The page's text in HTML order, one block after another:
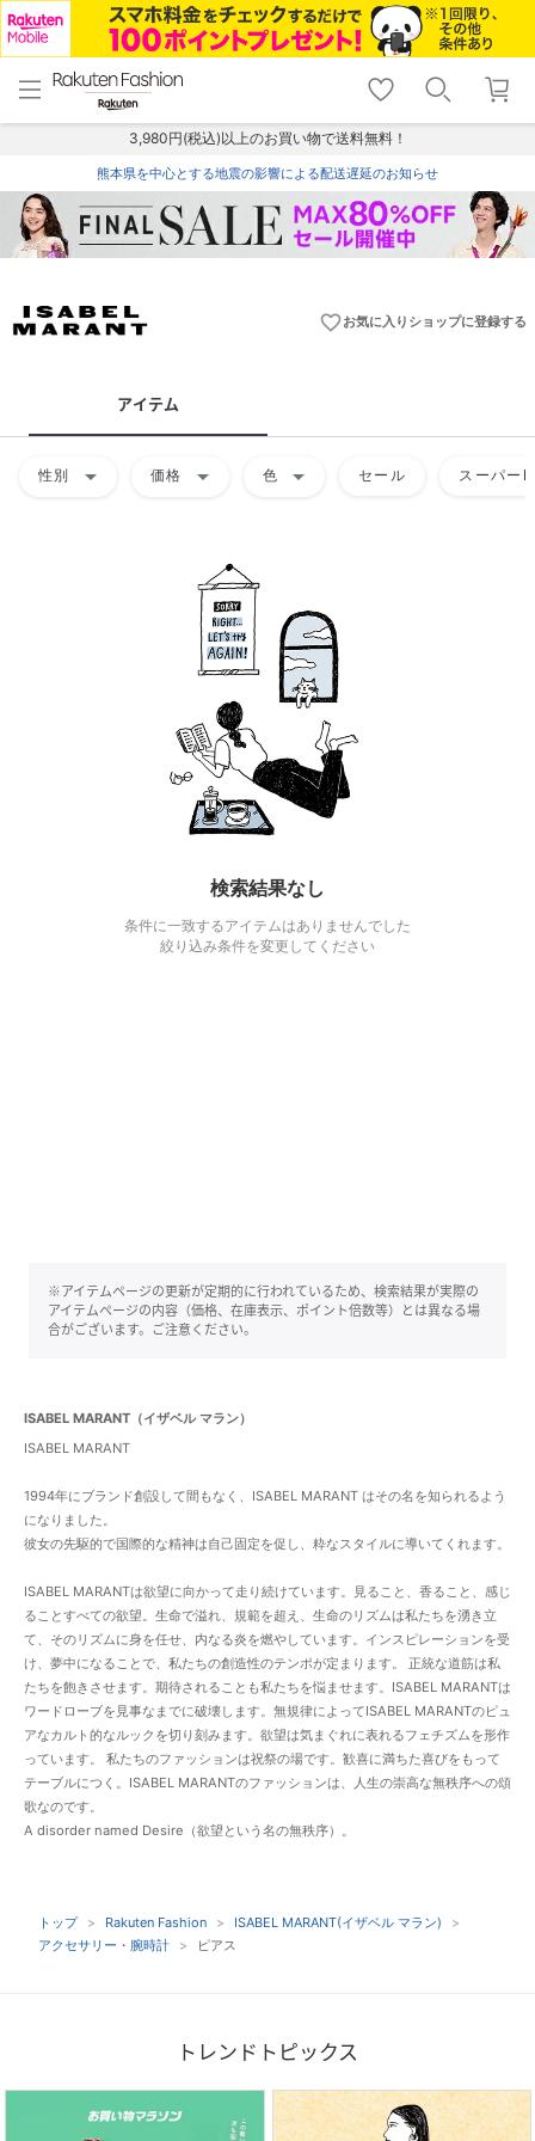
menu home
トップ
shopping_cart lock_outline
ログイン
3,980円(税込)以上のお買い物で送料無料！
熊本県を中心とする地震の影響による配送遅延のお知らせ
favorite_borderお気に入りショップに登録する
アイテム
性別 arrow_drop_down 価格 arrow_drop_down 色 arrow_drop_down セール スーパー
検索結果なし
条件に一致するアイテムはありませんでした
絞り込み条件を変更してください
※アイテムページの更新が定期的に行われているため、検索結果が実際の
アイテムページの内容（価格、在庫表示、ポイント倍数等）とは異なる場
合がございます。ご注意ください。
ISABEL MARANT（イザベル マラン）
ISABEL MARANT
1994年にブランド創設して間もなく、ISABEL MARANT はその名を知られるよう
になりました。
彼女の先駆的で国際的な精神は自己固定を促し、粋なスタイルに導いてくれます。
ISABEL MARANTは欲望に向かって走り続けています。見ること、香ること、感じ
ることすべての欲望。生命で溢れ、規範を超え、生命のリズムは私たちを湧き立
て、そのリズムに身を任せ、内なる炎を燃やしています。インスピレーションを受
け、夢中になることで、私たちの創造性のテンポが定まります。 正統な道筋は私
たちを飽きさせます。期待されることも私たちを悩ませます。ISABEL MARANTは
ワードローブを見事なまでに破壊します。無規律によってISABEL MARANTのピュ
アなカルト的なルックを切り刻みます。欲望は気まぐれに表れるフェチズムを形作
っています。 私たちのファッションは祝祭の場です。歓喜に満ちた喜びをもって
テーブルにつく。ISABEL MARANTのファッションは、人生の崇高な無秩序への頌
歌なのです。
A disorder named Desire（欲望という名の無秩序）。
トップ Rakuten Fashion
ISABEL MARANT(イザベル マラン)
アクセサリー・腕時計
ピアス
トレンドトピックス